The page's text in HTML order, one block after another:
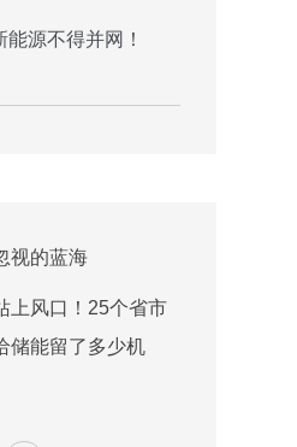
源不得并网！
视的蓝海
上风口！25个省市
储能留了多少机